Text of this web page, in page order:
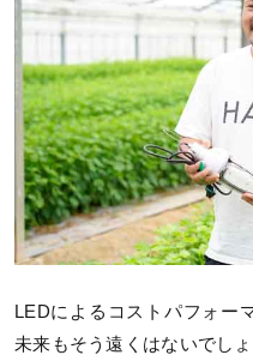
LEDによるコストパフォー
未来もそう遠くはないでしょ